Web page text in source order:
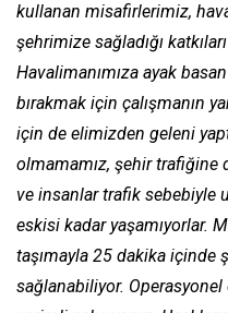
kullanan misafirlerimiz,
şehrimize sağladığı
Havalimanımıza ayak
bırakmak için çalışmanın
için de elimizden geleni
olmamamız, şehir trafiğine
ve insanlar trafik sebebiyle
eskisi kadar yaşamıyorlar.
taşımayla 25 dakika içinde
sağlanabiliyor.